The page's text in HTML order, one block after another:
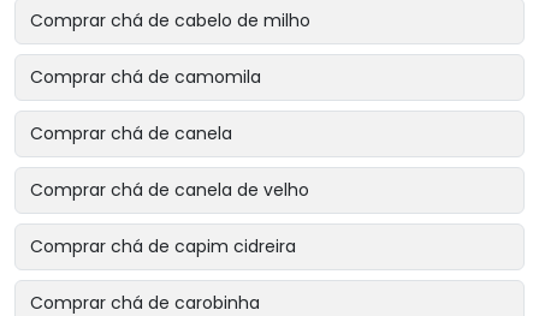
Comprar chá de cabelo de milho
Comprar chá de camomila
Comprar chá de canela
Comprar chá de canela de velho
Comprar chá de capim cidreira
Comprar chá de carobinha